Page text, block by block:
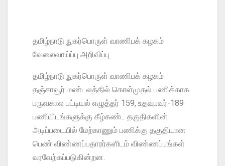
தமிழ்நாடு நுகர்பொருள் வாணிபக் கழகம்
வேலைவாய்ப்பு அறிவிப்பு
தமிழ்நாடு நுகர்பொருள் வாணிபக் கழகம்
தஞ்சாவூர் மண்டலத்தில் கொள்முதல் பணிக்காக
பருவகால பட்டியல் எழுத்தர் 159, உதவுபவர்-189
பணியிடங்களுக்கு கீழ்கண்ட தகுதிகளின்
அடிப்படையில் மேற்காணும் பணிக்கு தகுதியான
பெண் விண்ணப்பதாரர்களிடம் விண்ணப்பங்கள்
வரவேற்கப்படுகின்றன.